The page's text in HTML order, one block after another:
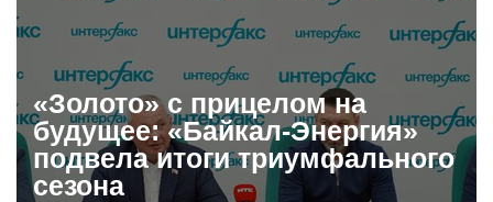
«Золото» с прицелом на
будущее: «Байкал-Энергия»
подвела итоги триумфального
сезона